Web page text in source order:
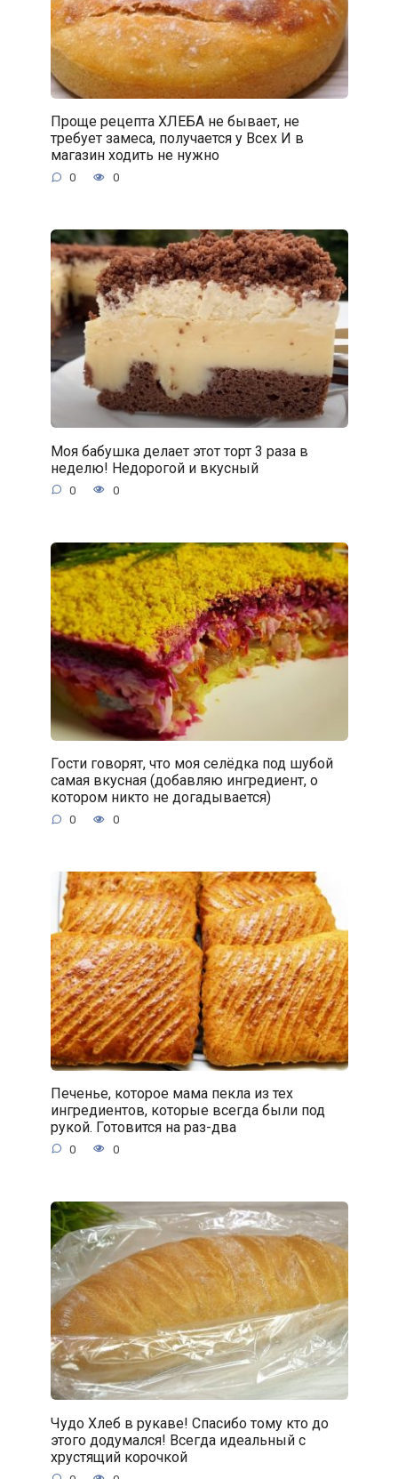
Проще рецепта ХЛЕБА не бывает, не
требует замеса, получается у Всех И в
магазин ходить не нужно
0 0
Моя бабушка делает этот торт 3 раза в
неделю! Недорогой и вкусный
0 0
Гости говорят, что моя селёдка под шубой
самая вкусная (добавляю ингредиент, о
котором никто не догадывается)
0 0
Печенье, которое мама пекла из тех
ингредиентов, которые всегда были под
рукой. Готовится на раз-два
0 0
Чудо Хлеб в рукаве! Спасибо тому кто до
этого додумался! Всегда идеальный с
хрустящий корочкой